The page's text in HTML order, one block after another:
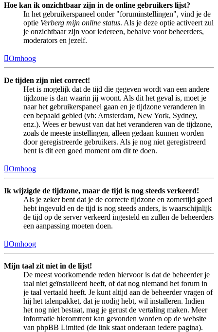
Hoe kan ik onzichtbaar zijn in de online gebruikers lijst?
In het gebruikerspaneel onder "foruminstellingen", vind je de
optie Verberg mijn online status. Als je deze optie activeert zul
je onzichtbaar zijn voor iedereen, behalve voor beheerders,
moderators en jezelf.
Omhoog
De tijden zijn niet correct!
Het is mogelijk dat de tijd die gegeven wordt van een andere
tijdzone is dan waarin jij woont. Als dit het geval is, moet je
naar het gebruikerspaneel gaan en je tijdzone veranderen in
een bepaald gebied (vb: Amsterdam, New York, Sydney,
enz.). Wees er bewust van dat het veranderen van de tijdzone,
zoals de meeste instellingen, alleen gedaan kunnen worden
door geregistreerde gebruikers. Als je nog niet geregistreerd
bent is dit een goed moment om dit te doen.
Omhoog
Ik wijzigde de tijdzone, maar de tijd is nog steeds verkeerd!
Als je zeker bent dat je de correcte tijdzone en zomertijd goed
hebt ingevuld en de tijd is nog steeds anders, is waarschijnlijk
de tijd op de server verkeerd ingesteld en zullen de beheerders
een aanpassing moeten doen.
Omhoog
Mijn taal zit niet in de lijst!
De meest voorkomende reden hiervoor is dat de beheerder je
taal niet geïnstalleerd heeft, of dat nog niemand het forum in
je taal vertaald heeft. Je kunt altijd aan de beheerder vragen of
hij het talenpakket, dat je nodig hebt, wil installeren. Indien
het nog niet bestaat, mag je gerust de vertaling maken. Meer
informatie hieromtrent kan gevonden worden op de website
van phpBB Limited (de link staat onderaan iedere pagina).